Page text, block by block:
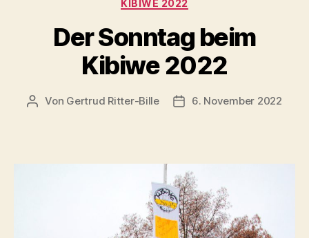
KIBIWE 2022
Der Sonntag beim
Kibiwe 2022
Beitragsautor
Von Gertrud Ritter-Bille Veröffentlichungsdatum
6. November 2022